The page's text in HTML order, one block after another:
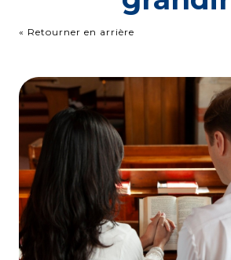
« Retourner en arrière